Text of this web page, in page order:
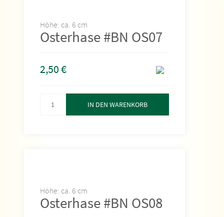
Höhe: ca. 6 cm
Osterhase #BN OS07
2,50€
IN DEN WARENKORB
Höhe: ca. 6 cm
Osterhase #BN OS08